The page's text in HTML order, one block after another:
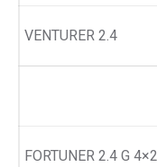
VENTURER 2.4
FORTUNER 2.4 G 4×2